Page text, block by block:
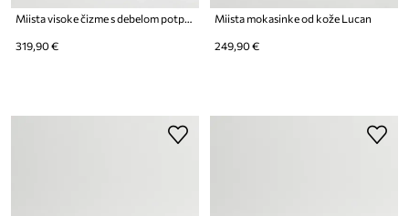
Miista visoke čizme s debelom potpeticom za žene od kože Yumi
319,90 €
Miista mokasinke od kože Lucan
249,90 €